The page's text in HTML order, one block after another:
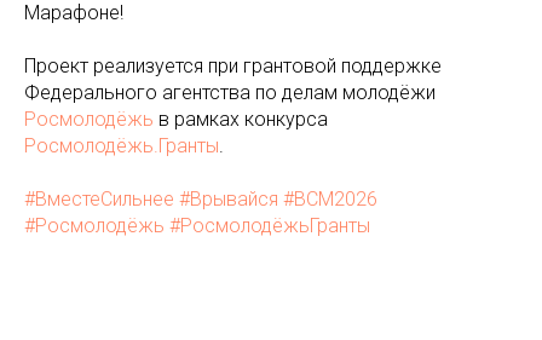
Марафоне!
Проект реализуется при грантовой поддержке
Федерального агентства по делам молодёжи
Росмолодёжь в рамках конкурса
Росмолодёжь.Гранты.
#ВместеСильнее #Врывайся #ВСМ2026
#Росмолодёжь #РосмолодёжьГранты